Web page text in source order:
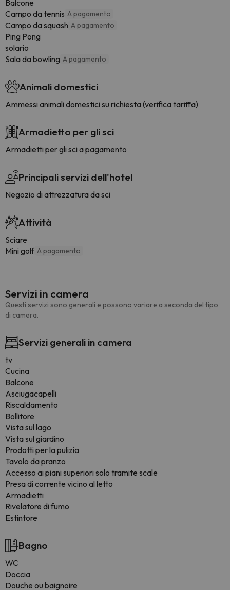
Balcone
Campo da tennis A pagamento
Campo da squash A pagamento
Ping Pong
solario
Sala da bowling A pagamento
Animali domestici
Ammessi animali domestici su richiesta (verifica tariffa)
Armadietto per gli sci
Armadietti per gli sci a pagamento
Principali servizi dell'hotel
Negozio di attrezzatura da sci
Attività
Sciare
Mini golf A pagamento
Servizi in camera
Questi servizi sono generali e possono variare a seconda del tipo
di camera.
Servizi generali in camera
tv
Cucina
Balcone
Asciugacapelli
Riscaldamento
Bollitore
Vista sul lago
Vista sul giardino
Prodotti per la pulizia
Tavolo da pranzo
Accesso ai piani superiori solo tramite scale
Presa di corrente vicino al letto
Armadietti
Rivelatore di fumo
Estintore
Bagno
WC
Doccia
Douche ou baignoire